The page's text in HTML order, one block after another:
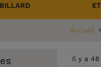
BILLARD
Accueil
Il y a